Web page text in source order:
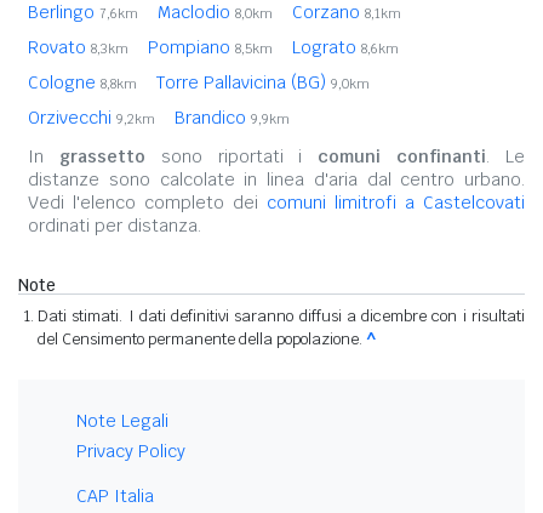
Berlingo 7,6km Maclodio 8,0km Corzano 8,1km
Rovato 8,3km Pompiano 8,5km Lograto 8,6km
Cologne 8,8km Torre Pallavicina (BG) 9,0km
Orzivecchi 9,2km Brandico 9,9km
In grassetto sono riportati i comuni confinanti. Le
distanze sono calcolate in linea d'aria dal centro urbano.
Vedi l'elenco completo dei comuni limitrofi a Castelcovati
ordinati per distanza.
Note
Dati stimati. I dati definitivi saranno diffusi a dicembre con i risultati
del Censimento permanente della popolazione. ^
Note Legali
Privacy Policy
CAP Italia